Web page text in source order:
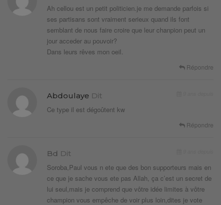
Ah cellou est un petit politicien.je me demande parfois si
ses partisans sont vraiment serieux quand ils font
semblant de nous faire croire que leur chanpion peut un
jour acceder au pouvoir?
Dans leurs rêves mon oeil.
Répondre
Abdoulaye Dit
Ce type il est dégoûtent kw
Répondre
Bd Dit
Soroba,Paul vous n ete que des bon supporteurs mais en
ce que je sache vous ete pas Allah, ça c’est un secret de
lui seul,mais je comprend que vôtre idée limites à vôtre
champion vous empêche de voir plus loin,dites je vote